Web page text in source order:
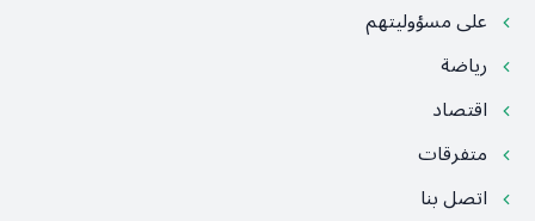
على مسؤوليتهم
رياضة
اقتصاد
متفرقات
اتصل بنا